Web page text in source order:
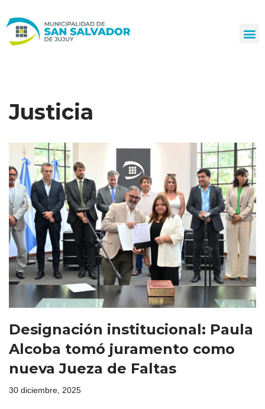
al
Justicia
Designación institucional: Paula
Alcoba tomó juramento como
nueva Jueza de Faltas
30 diciembre, 2025